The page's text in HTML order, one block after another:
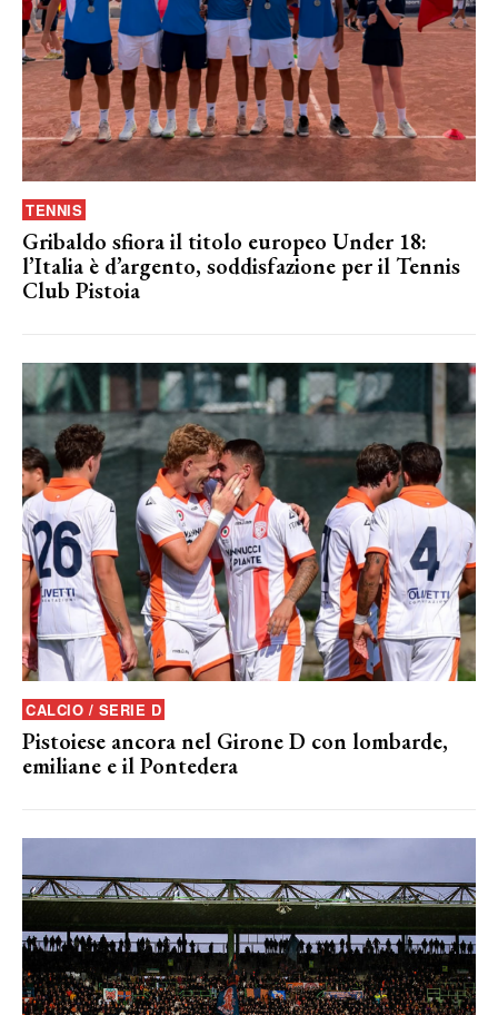
TENNIS
Gribaldo sfiora il titolo europeo Under 18:
l’Italia è d’argento, soddisfazione per il Tennis
Club Pistoia
CALCIO / SERIE D
Pistoiese ancora nel Girone D con lombarde,
emiliane e il Pontedera